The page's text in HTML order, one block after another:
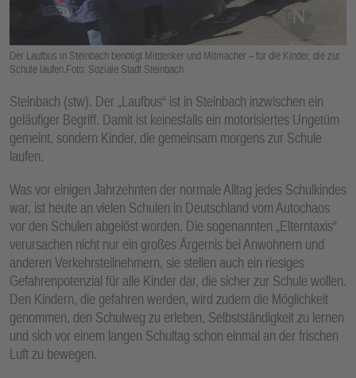
Der Laufbus in Steinbach benötigt Mitdenker und Mitmacher – für die Kinder, die zur
Schule laufen.Foto: Soziale Stadt Steinbach
Steinbach (stw). Der „Laufbus“ ist in Steinbach inzwischen ein
geläufiger Begriff. Damit ist keinesfalls ein motorisiertes Ungetüm
gemeint, sondern Kinder, die gemeinsam morgens zur Schule
laufen.
Was vor einigen Jahrzehnten der normale Alltag jedes Schulkindes
war, ist heute an vielen Schulen in Deutschland vom Autochaos
vor den Schulen abgelöst worden. Die sogenannten „Elterntaxis“
verursachen nicht nur ein großes Ärgernis bei Anwohnern und
anderen Verkehrsteilnehmern, sie stellen auch ein riesiges
Gefahrenpotenzial für alle Kinder dar, die sicher zur Schule wollen.
Den Kindern, die gefahren werden, wird zudem die Möglichkeit
genommen, den Schulweg zu erleben, Selbstständigkeit zu lernen
und sich vor einem langen Schultag schon einmal an der frischen
Luft zu bewegen.
N